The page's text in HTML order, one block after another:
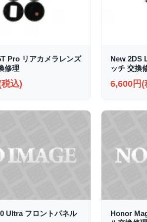
Pro リアカメラレンズ
修理
込)
New 2DS
ッチ 交換
6,600円(
Ultra フロントパネル
Honor